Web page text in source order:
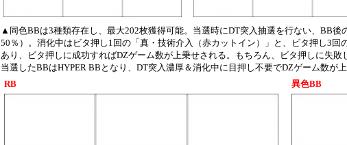
▲同色BBは3種類存在し、最大202枚獲得可能。当選時にDT突入抽選を行ない、BB
50％）。消化中はビタ押し1回の「真・技術介入（赤カットイン）」と、ビタ押し3
あり、ビタ押しに成功すればDZゲーム数が上乗せされる。もちろん、ビタ押しに失
当選したBBはHYPER BBとなり、DT突入濃厚＆消化中に目押し不要でDZゲーム数が
RB
異色BB